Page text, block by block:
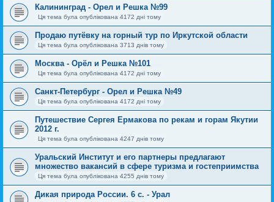
Калининград - Орел и Решка №99
Ця тема була опублікована 4172 дні тому
Продаю путёвку на горный тур по Иркутской области
Ця тема була опублікована 3713 днів тому
Москва - Орёл и Решка №101
Ця тема була опублікована 4172 дні тому
Санкт-Петербург - Орел и Решка №49
Ця тема була опублікована 4172 дні тому
Путешествие Сергея Ермакова по рекам и горам Якутии
2012 г.
Ця тема була опублікована 4247 днів тому
Уральский Институт и его партнеры предлагают
множество вакансий в сфере туризма и гостеприимства
Ця тема була опублікована 4255 днів тому
Дикая природа России. 6 с. - Урал